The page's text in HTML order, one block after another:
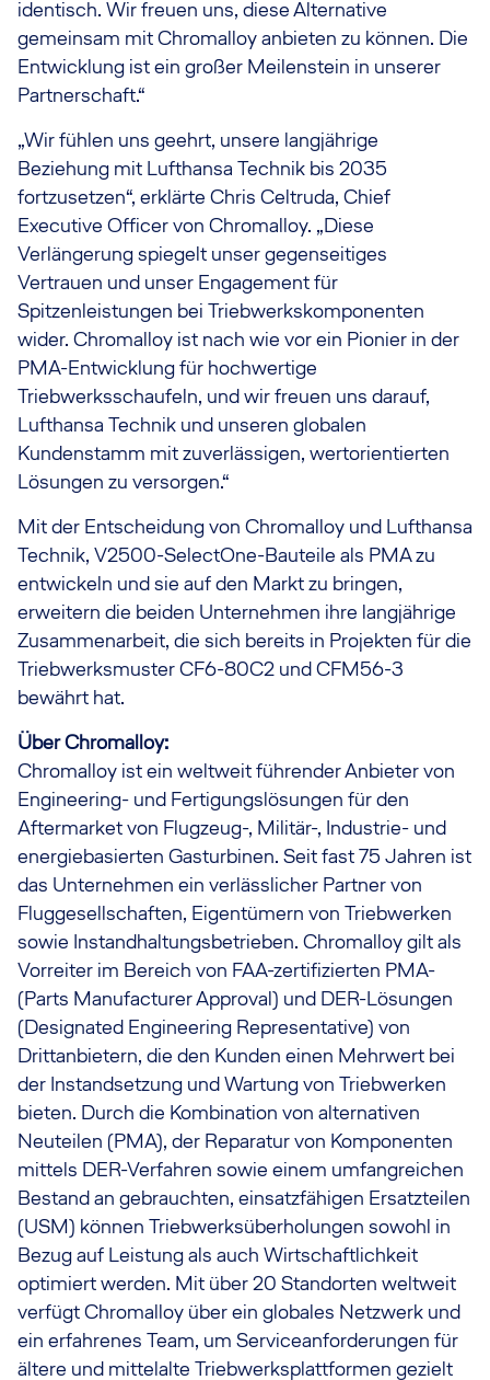
identisch. Wir freuen uns, diese Alternative
gemeinsam mit Chromalloy anbieten zu können. Die
Entwicklung ist ein großer Meilenstein in unserer
Partnerschaft.“
„Wir fühlen uns geehrt, unsere langjährige
Beziehung mit Lufthansa Technik bis 2035
fortzusetzen“, erklärte Chris Celtruda, Chief
Executive Officer von Chromalloy. „Diese
Verlängerung spiegelt unser gegenseitiges
Vertrauen und unser Engagement für
Spitzenleistungen bei Triebwerkskomponenten
wider. Chromalloy ist nach wie vor ein Pionier in der
PMA-Entwicklung für hochwertige
Triebwerksschaufeln, und wir freuen uns darauf,
Lufthansa Technik und unseren globalen
Kundenstamm mit zuverlässigen, wertorientierten
Lösungen zu versorgen.“
Mit der Entscheidung von Chromalloy und Lufthansa
Technik, V2500-SelectOne-Bauteile als PMA zu
entwickeln und sie auf den Markt zu bringen,
erweitern die beiden Unternehmen ihre langjährige
Zusammenarbeit, die sich bereits in Projekten für die
Triebwerksmuster CF6-80C2 und CFM56-3
bewährt hat.
Über Chromalloy:
Chromalloy ist ein weltweit führender Anbieter von
Engineering- und Fertigungslösungen für den
Aftermarket von Flugzeug-, Militär-, Industrie- und
energiebasierten Gasturbinen. Seit fast 75 Jahren ist
das Unternehmen ein verlässlicher Partner von
Fluggesellschaften, Eigentümern von Triebwerken
sowie Instandhaltungsbetrieben. Chromalloy gilt als
Vorreiter im Bereich von FAA-zertifizierten PMA-
(Parts Manufacturer Approval) und DER-Lösungen
(Designated Engineering Representative) von
Drittanbietern, die den Kunden einen Mehrwert bei
der Instandsetzung und Wartung von Triebwerken
bieten. Durch die Kombination von alternativen
Neuteilen (PMA), der Reparatur von Komponenten
mittels DER-Verfahren sowie einem umfangreichen
Bestand an gebrauchten, einsatzfähigen Ersatzteilen
(USM) können Triebwerksüberholungen sowohl in
Bezug auf Leistung als auch Wirtschaftlichkeit
optimiert werden. Mit über 20 Standorten weltweit
verfügt Chromalloy über ein globales Netzwerk und
ein erfahrenes Team, um Serviceanforderungen für
ältere und mittelalte Triebwerksplattformen gezielt